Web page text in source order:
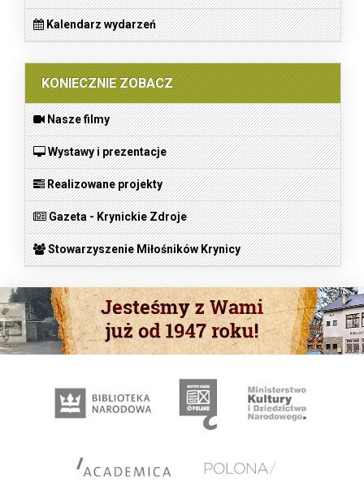
Kalendarz wydarzeń
KONIECZNIE ZOBACZ
Nasze filmy
Wystawy i prezentacje
Realizowane projekty
Gazeta - Krynickie Zdroje
Stowarzyszenie Miłośników Krynicy